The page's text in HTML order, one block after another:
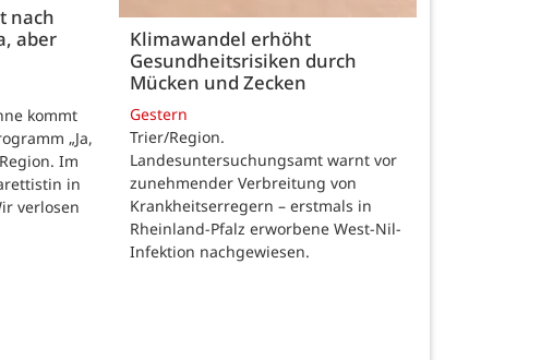
nach
aber
kommt
„Ja,
Im
in
verlosen
Klimawandel erhöht
Gesundheitsrisiken durch
Mücken und Zecken
Gestern
Trier/Region.
Landesuntersuchungsamt warnt vor
zunehmender Verbreitung von
Krankheitserregern – erstmals in
Rheinland-Pfalz erworbene West-Nil-
Infektion nachgewiesen.